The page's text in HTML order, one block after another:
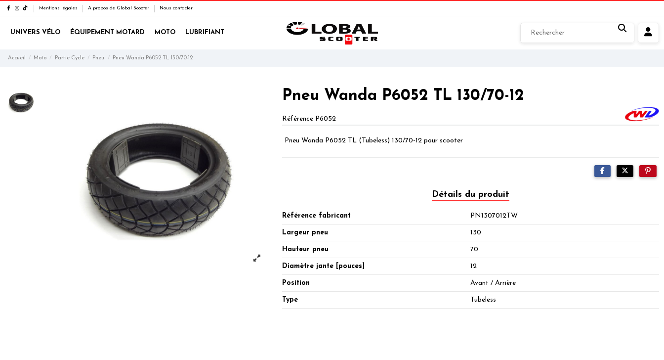
Mentions légales A propos de Global Scooter Nous contacter
UNIVERS VÉLO ÉQUIPEMENT MOTARD MOTO LUBRIFIANT
Accueil Moto Partie Cycle Pneu Pneu Wanda P6052 TL 130/70-12
Pneu Wanda P6052 TL 130/70-12
Référence P6052
Pneu Wanda P6052 TL (Tubeless) 130/70-12 pour scooter
Détails du produit
Référence fabricant PN1307012TW
Largeur pneu 130
Hauteur pneu 70
Diamètre jante [pouces] 12
Position Avant / Arrière
Type Tubeless